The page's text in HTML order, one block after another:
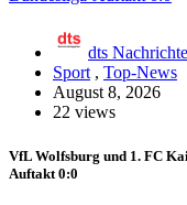
dts
Sport, Top-News
August 8, 2026
22 views
VfL Wolfsburg und 1. FC
Auftakt 0:0